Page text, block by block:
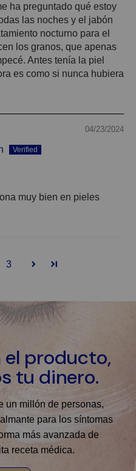
ha preguntado qué estoy
las noches y el jabón
nocturno para el
los granos, que apenas
Antes tenía la piel
es como si nunca hubiera
04/23/2024
muy bien en pieles
3
el producto,
tu dinero.
un millón de personas,
para los síntomas
más avanzada de
receta médica.